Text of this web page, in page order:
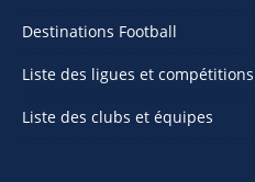
Destinations Football
Liste des ligues et compétitions
Liste des clubs et équipes